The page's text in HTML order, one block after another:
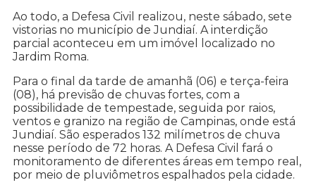
Ao todo, a Defesa Civil realizou, neste sábado, sete
vistorias no município de Jundiaí. A interdição
parcial aconteceu em um imóvel localizado no
Jardim Roma.
Para o final da tarde de amanhã (06) e terça-feira
(08), há previsão de chuvas fortes, com a
possibilidade de tempestade, seguida por raios,
ventos e granizo na região de Campinas, onde está
Jundiaí. São esperados 132 milímetros de chuva
nesse período de 72 horas. A Defesa Civil fará o
monitoramento de diferentes áreas em tempo real,
por meio de pluviômetros espalhados pela cidade.